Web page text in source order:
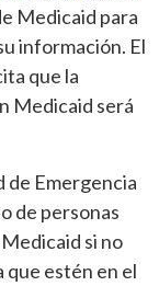
Medicaid para
información. El
que la
Medicaid será
de Emergencia
de personas
si no
que estén en el